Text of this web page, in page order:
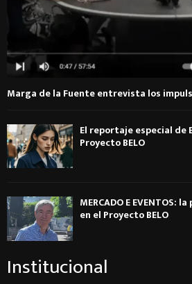
Marga de la Fuente entrevista los
El reportaje especial de
Proyecto BELO
MERCADO E
en el Proyecto BELO
Institucional